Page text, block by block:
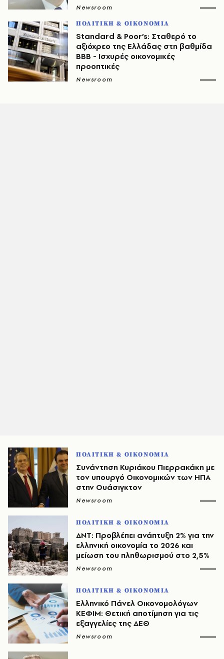
Newsroom
ΠΟΛΙΤΙΚΗ & ΟΙΚΟΝΟΜΙΑ
Standard & Poor’s: Σταθερό το
αξιόχρεο της Ελλάδας στη βαθμίδα
ΒΒΒ - Ισχυρές οικονομικές
προοπτικές
Newsroom
ΠΟΛΙΤΙΚΗ & ΟΙΚΟΝΟΜΙΑ
Συνάντηση Κυριάκου Πιερρακάκη με
τον υπουργό Οικονομικών των ΗΠΑ
στην Ουάσιγκτον
Newsroom
ΠΟΛΙΤΙΚΗ & ΟΙΚΟΝΟΜΙΑ
ΔΝΤ: Προβλέπει ανάπτυξη 2% για την
ελληνική οικονομία το 2026 και
μείωση του πληθωρισμού στο 2,5%
Newsroom
ΠΟΛΙΤΙΚΗ & ΟΙΚΟΝΟΜΙΑ
Ελληνικό Πάνελ Οικονομολόγων
ΚΕΦΙΜ: Θετική αποτίμηση για τις
εξαγγελίες της ΔΕΘ
Newsroom